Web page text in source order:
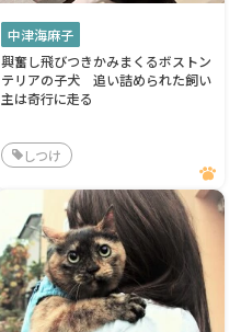
中津海麻子
興奮し飛びつきかみまくるボストン
テリアの子犬 追い詰められた飼い
主は奇行に走る
しつけ